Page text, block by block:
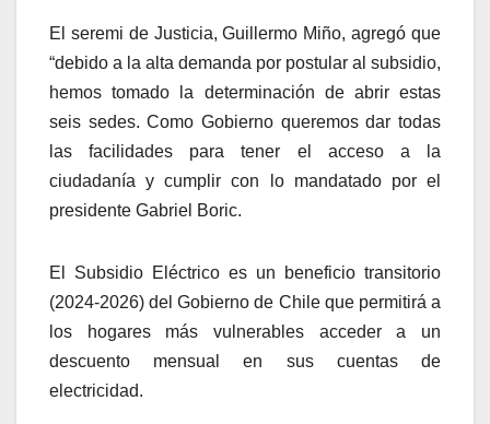
El seremi de Justicia, Guillermo Miño, agregó que
“debido a la alta demanda por postular al subsidio,
hemos tomado la determinación de abrir estas
seis sedes. Como Gobierno queremos dar todas
las facilidades para tener el acceso a la
ciudadanía y cumplir con lo mandatado por el
presidente Gabriel Boric.
El Subsidio Eléctrico es un beneficio transitorio
(2024-2026) del Gobierno de Chile que permitirá a
los hogares más vulnerables acceder a un
descuento mensual en sus cuentas de
electricidad.